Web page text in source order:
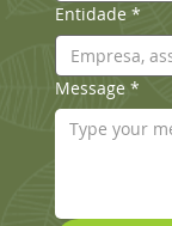
Entidade *
Message *